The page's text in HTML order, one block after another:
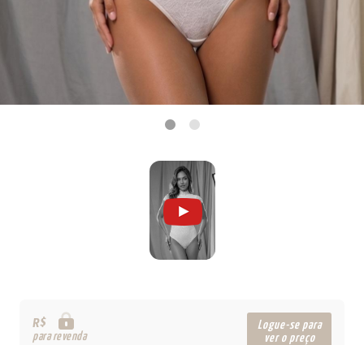
R$
para revenda
Logue-se para
ver o preço